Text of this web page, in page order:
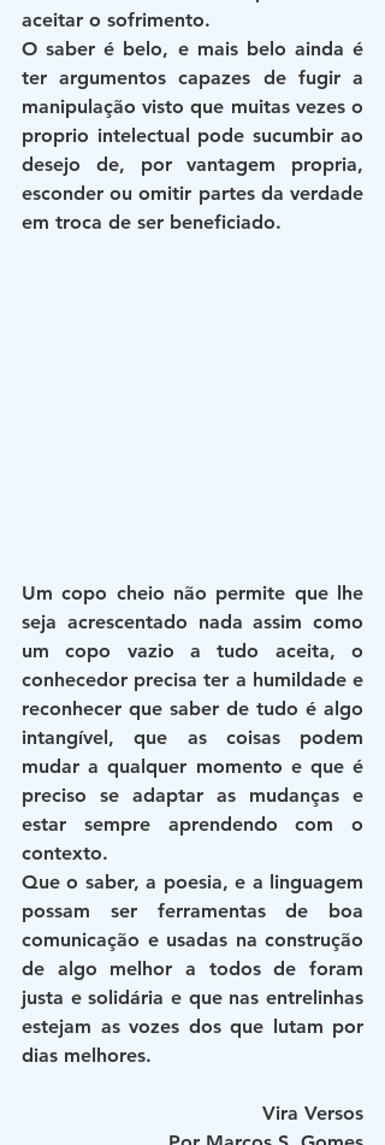
aceitar o sofrimento.
O saber é belo, e mais belo ainda é
ter argumentos capazes de fugir a
manipulação visto que muitas vezes o
proprio intelectual pode sucumbir ao
desejo de, por vantagem propria,
esconder ou omitir partes da verdade
em troca de ser beneficiado.
Um copo cheio não permite que lhe
seja acrescentado nada assim como
um copo vazio a tudo aceita, o
conhecedor precisa ter a humildade e
reconhecer que saber de tudo é algo
intangível, que as coisas podem
mudar a qualquer momento e que é
preciso se adaptar as mudanças e
estar sempre aprendendo com o
contexto.
Que o saber, a poesia, e a linguagem
possam ser ferramentas de boa
comunicação e usadas na construção
de algo melhor a todos de foram
justa e solidária e que nas entrelinhas
estejam as vozes dos que lutam por
dias melhores.
Vira Versos